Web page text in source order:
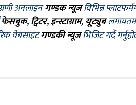
अनलाइनगण्डक न्यूजविभिन्न
फेसबुक,ट्विटर,इन्स्टाग्राम, यूट्युब
वेबसाइटगण्डकी न्यूजभिजिट गर्दै